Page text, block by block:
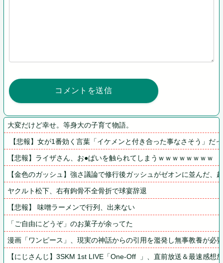
大変だけど幸せ。等身大の子育て物語。
【悲報】女が1番効く言葉「イケメンと付き合った事なさそう」だ
【悲報】ライザさん、お●ぱいを触られてしまうｗｗｗｗｗｗｗｗ
【金色のガッシュ】強さ議論で修行後ガッシュがゼオンに並んだ、
ヤクルト松下、右有鉤骨不全骨折で球宴辞退
【悲報】 味噌ラーメンで行列、出来ない
「ご自由にどうぞ」のお菓子が余ってた
漫画「ワンピース」、現実の神話からの引用を濫発し無事教養が必
【にじさんじ】3SKM 1st LIVE「One-Off  」、直前放送＆最速感